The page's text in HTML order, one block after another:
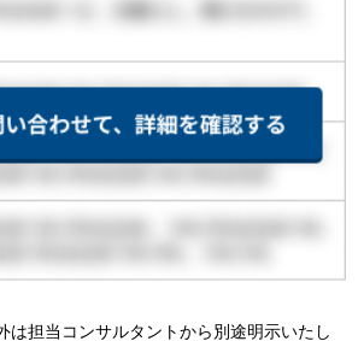
担当コンサルタントから別途明示いたし